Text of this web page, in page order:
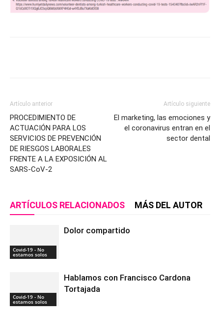
Artículo anterior
PROCEDIMIENTO DE
ACTUACIÓN PARA LOS
SERVICIOS DE PREVENCIÓN
DE RIESGOS LABORALES
FRENTE A LA EXPOSICIÓN AL
SARS-CoV-2
Artículo siguiente
El marketing, las emociones y
el coronavirus entran en el
sector dental
ARTÍCULOS RELACIONADOS MÁS DEL AUTOR
Covid-19 - No
estamos solos
Dolor compartido
Covid-19 - No
estamos solos
Hablamos con Francisco Cardona
Tortajada